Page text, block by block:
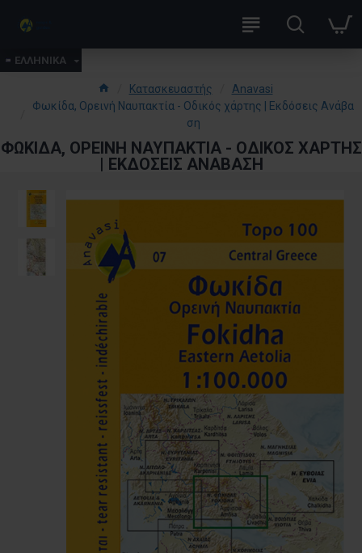
ΕΛΛΗΝΙΚΑ
Κατασκευαστής
Anavasi
Φωκίδα, Ορεινή Ναυπακτία - Οδικός χάρτης | Εκδόσεις Ανάβα
ση
ΦΩΚΊΔΑ, ΟΡΕΙΝΉ ΝΑΥΠΑΚΤΊΑ - ΟΔΙΚΌΣ ΧΆΡΤΗΣ
| ΕΚΔΌΣΕΙΣ ΑΝΆΒΑΣΗ